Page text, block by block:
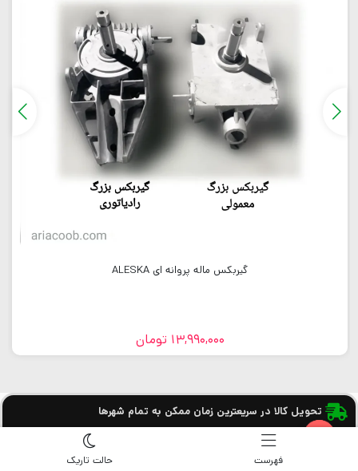
گیربکس ماله پروانه ای ALESKA
13,990,000 تومان
تحویل کالا در سریعترین زمان ممکن به تمام شهرها
بهترین قیمت بازار را از ما بخواهید!
فهرست حالت تاریک Open chaty